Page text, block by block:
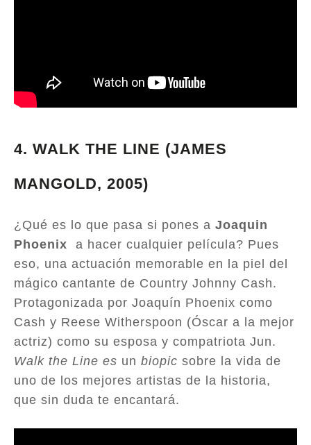
4. WALK THE LINE (JAMES
MANGOLD, 2005)
¿Qué es lo que pasa si pones a Joaquin
Phoenix a hacer cualquier película? Pues
eso, una actuación memorable en la piel del
mágico cantante de Country Johnny Cash.
Protagonizada por Joaquín Phoenix como
Cash y Reese Witherspoon (Óscar a la mejor
actriz) como su esposa y compatriota Jun.
Walk the Line es un biopic sobre la vida de
uno de los mejores artistas de la historia,
que sin duda te encantará.